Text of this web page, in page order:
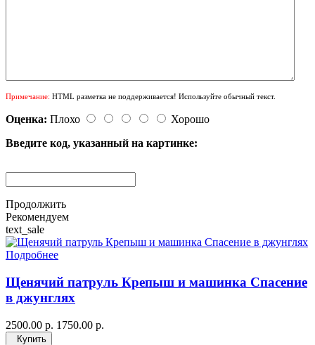
Примечание: HTML разметка не поддерживается! Используйте обычный текст.
Оценка: Плохо
Хорошо
Введите код, указанный на картинке:
Продолжить
Рекомендуем
text_sale
Подробнее
Щенячий патруль Крепыш и машинка Спасение
в джунглях
2500.00 р. 1750.00 р.
Купить